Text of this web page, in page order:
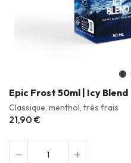
Epic Frost 50ml | Icy Blend
Classique, menthol, très frais
21,90 €